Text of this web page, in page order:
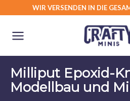
springen
WIR VERSENDEN IN DIE
Milliput Epoxid-
Modellbau und